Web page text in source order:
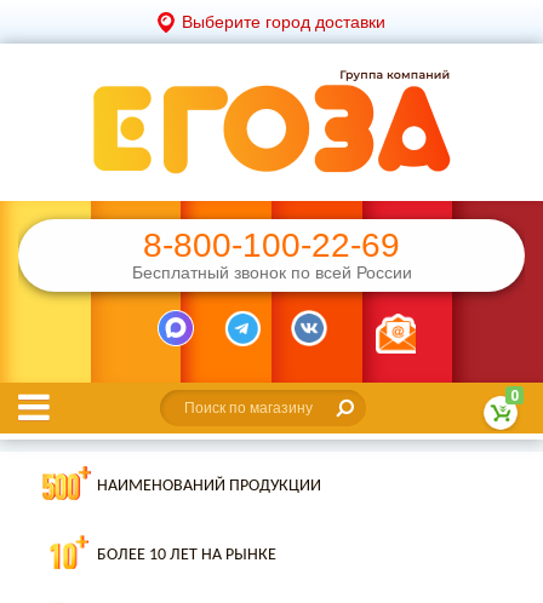
Выберите город доставки
8-800-100-22-69
Бесплатный звонок по всей России
0
НАИМЕНОВАНИЙ ПРОДУКЦИИ
БОЛЕЕ 10 ЛЕТ НА РЫНКЕ